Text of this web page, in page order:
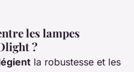
les lampes
?
la robustesse et les